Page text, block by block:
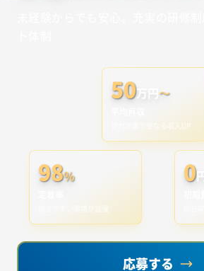
50万円 〜
努力次第で更なる収入UP
98% 0円
応募する